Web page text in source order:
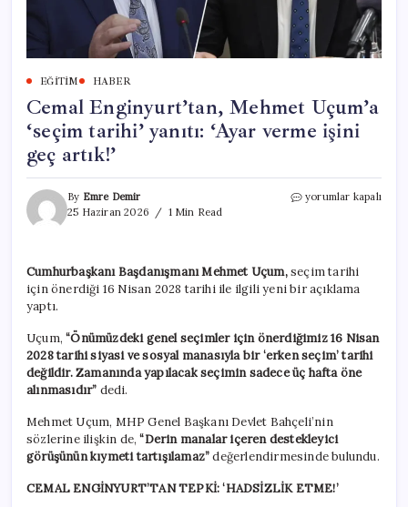
EĞITIM HABER
Cemal Enginyurt’tan, Mehmet Uçum’a
‘seçim tarihi’ yanıtı: ‘Ayar verme işini
geç artık!’
By Emre Demir
25 Haziran 2026
1 Min Read
Cemal
tarihi’
yanıtı:
işini
geç
artık!’
için
yorumlar kapalı
Cumhurbaşkanı Başdanışmanı Mehmet Uçum,seçim tarihi
için önerdiği 16 Nisan 2028 tarihi ile ilgili yeni bir açıklama
yaptı.
Uçum,“Önümüzdeki genel seçimler için önerdiğimiz 16 Nisan
2028 tarihi siyasi ve sosyal manasıyla bir ‘erken seçim’ tarihi
değildir. Zamanında yapılacak seçimin sadece üç hafta öne
alınmasıdır” dedi.
Mehmet Uçum, MHP Genel Başkanı Devlet Bahçeli’nin
sözlerine ilişkin de,“Derin manalar içeren destekleyici
görüşünün kıymeti tartışılamaz”değerlendirmesinde bulundu.
CEMAL ENGİNYURT’TAN TEPKİ: ‘HADSİZLİK ETME!’